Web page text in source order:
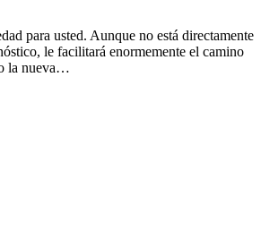
para usted. Aunque no está directamente
le facilitará enormemente el camino
la nueva…